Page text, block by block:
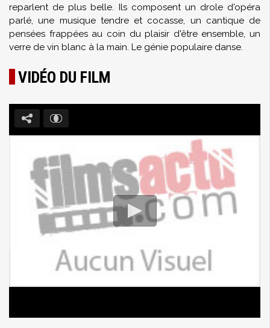
reparlent de plus belle. Ils composent un drole d'opéra
parlé, une musique tendre et cocasse, un cantique de
pensées frappées au coin du plaisir d'être ensemble, un
verre de vin blanc à la main. Le génie populaire danse.
VIDÉO DU FILM